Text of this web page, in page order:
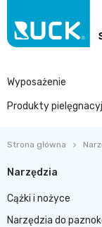
Wyposażenie
Produkty
Strona główna
Narzędzia
Cążki i nożyce
Narzędzia do